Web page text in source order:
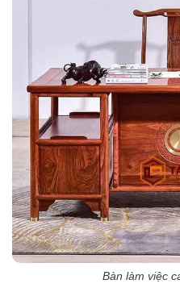
Bàn làm việc